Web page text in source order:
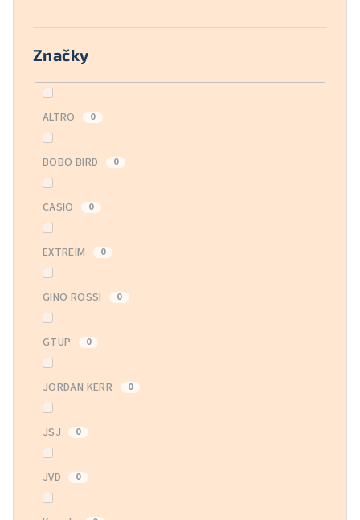
Značky
ALTRO 0
BOBO BIRD 0
CASIO 0
EXTREIM 0
GINO ROSSI 0
GTUP 0
JORDAN KERR 0
JSJ 0
JVD 0